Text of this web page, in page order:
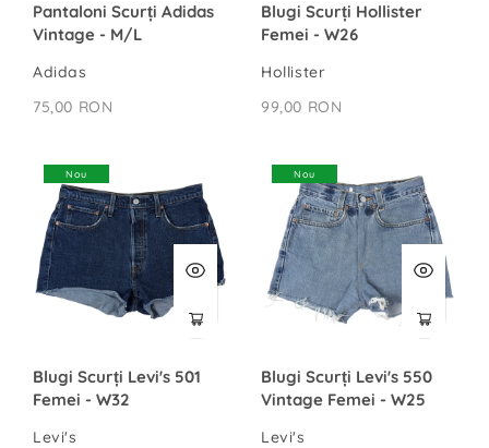
Pantaloni Scurți Adidas
Vintage - M/L
Adidas
75,00 RON
Blugi Scurți Hollister
Femei - W26
Hollister
99,00 RON
Nou
Blugi Scurți Levi's 501
Femei - W32
Levi's
Nou
Blugi Scurți Levi's 550
Vintage Femei - W25
Levi's